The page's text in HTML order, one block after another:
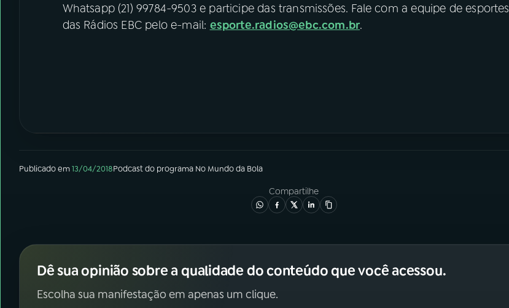
Whatsapp (21) 99784-9503 e participe das transmissões. Fale com a equipe de esportes
das Rádios EBC pelo e-mail: esporte.radios@ebc.com.br.
Publicado em13/04/2018Podcastdo programa No Mundo da Bola
Compartilhe
Dê sua opinião sobre a qualidade do conteúdo que você acessou.
Escolha sua manifestação em apenas um clique.